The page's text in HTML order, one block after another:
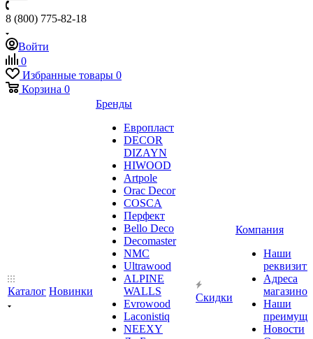
8 (800) 775-82-18
Войти
0
Избранные товары 0
Корзина 0
Каталог Новинки
Бренды
Европласт
DECOR
DIZAYN
HIWOOD
Artpole
Orac Decor
COSCA
Перфект
Bello Deco
Decomaster
NMС
Ultrawood
ALPINE
WALLS
Evrowood
Laconistiq
NEEXY
Скидки
Компания
Наши
Адреса
магазинов
Наши
Новости